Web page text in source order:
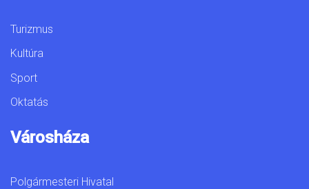
Turizmus
Kultúra
Sport
Oktatás
Városháza
Polgármesteri Hivatal